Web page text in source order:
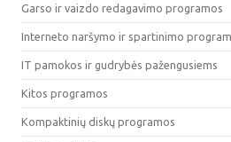
Garso ir vaizdo redagavimo programos
Interneto naršymo ir spartinimo
IT pamokos ir gudrybės pažengusiems
Kitos programos
Kompaktinių diskų programos